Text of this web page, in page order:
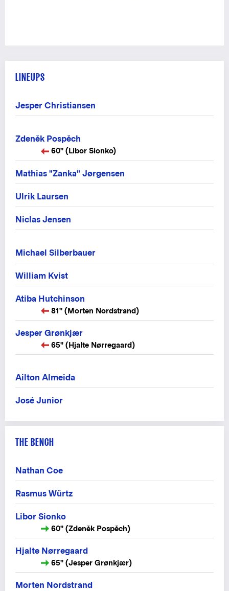
LINEUPS
Jesper Christiansen
Zdeněk Pospěch
60" (Libor Sionko)
Mathias "Zanka" Jørgensen
Ulrik Laursen
Niclas Jensen
Michael Silberbauer
William Kvist
Atiba Hutchinson
81" (Morten Nordstrand)
Jesper Grønkjær
65" (Hjalte Nørregaard)
Ailton Almeida
José Junior
THE BENCH
Nathan Coe
Rasmus Würtz
Libor Sionko
60" (Zdeněk Pospěch)
Hjalte Nørregaard
65" (Jesper Grønkjær)
Morten Nordstrand